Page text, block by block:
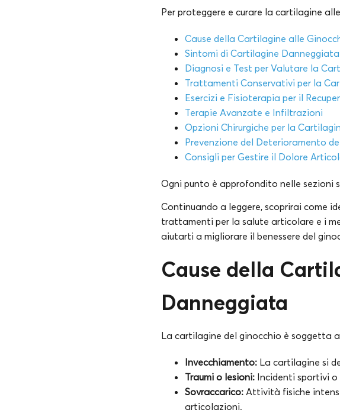
Per proteggere e curare la cartilagine
Cause della Cartilagine alle
Sintomi di Cartilagine Danneggiata
Diagnosi e Test per Valutare la
Trattamenti Conservativi per la
Esercizi e Fisioterapia per il
Terapie Avanzate e Infiltrazioni
Opzioni Chirurgiche per la
Prevenzione del Deterioramento
Consigli per Gestire il Dolore
Ogni punto è approfondito nelle sezioni
Continuando a leggere, scoprirai come
trattamenti per la salute articolare e i
aiutarti a migliorare il benessere del
Cause della
Danneggiata
La cartilagine del ginocchio è soggetta
Invecchiamento: La cartilagine si
Traumi o lesioni: Incidenti sportivi
Sovraccarico: Attività fisiche
articolazioni.